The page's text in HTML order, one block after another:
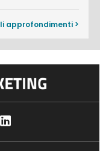
approfondimenti >